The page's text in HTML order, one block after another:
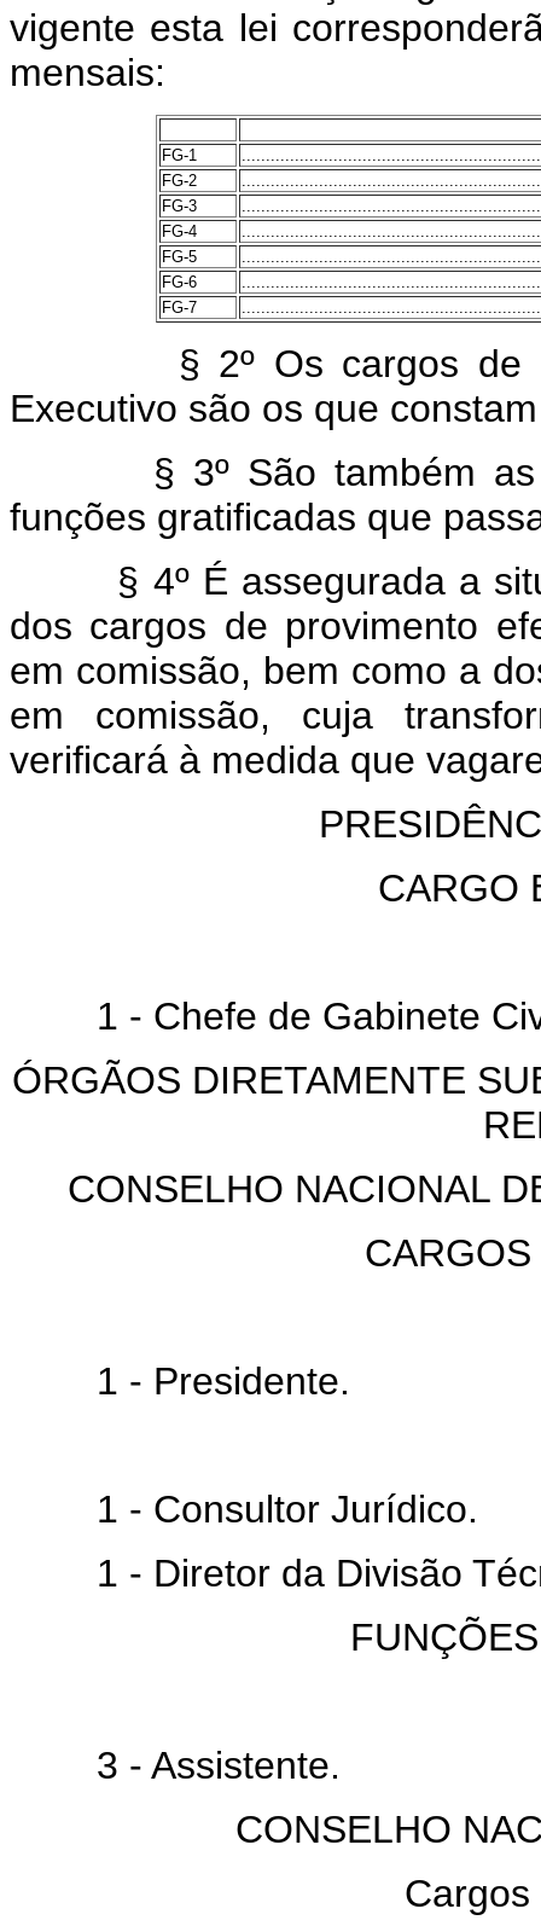
vigente esta lei
mensais:
FG-1
FG-2
FG-3
FG-4
FG-5
FG-6
FG-7
§ 2º Os cargos de
Executivo são os que
§ 3º São também
funções gratificadas que
§ 4º É assegurada a
dos cargos de provimento
em comissão, bem como a
em comissão, cuja
verificará à medida que
CARGO
1 - Chefe de Gabinete
ÓRGÃOS DIRETAMENTE
CONSELHO NACIONAL
1 - Presidente.
1 - Consultor Jurídico.
1 - Diretor da Divisão
3 - Assistente.
CONSELHO